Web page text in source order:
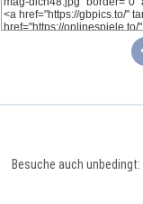
Besuche auch unbedingt: